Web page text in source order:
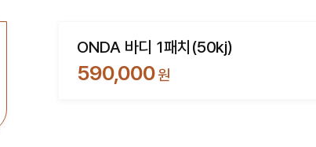
ONDA 바디 1패치(50kj)
590,000원